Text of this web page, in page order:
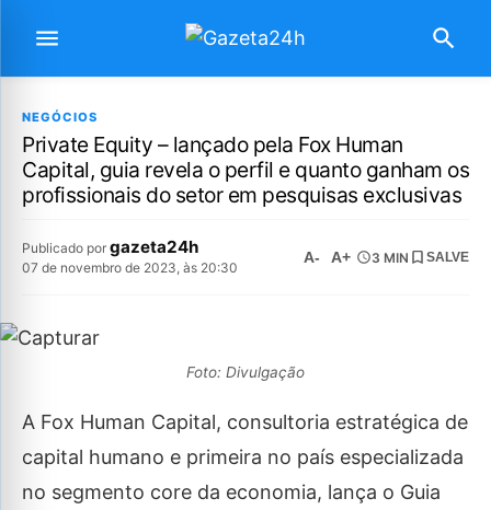
NEGÓCIOS
Private Equity – lançado pela Fox Human
Capital, guia revela o perfil e quanto ganham os
profissionais do setor em pesquisas exclusivas
Publicado por gazeta24h
07 de novembro de 2023, às 20:30
A- A+ 3 MIN SALVE
Foto: Divulgação
A Fox Human Capital, consultoria estratégica de
capital humano e primeira no país especializada
no segmento core da economia, lança o Guia